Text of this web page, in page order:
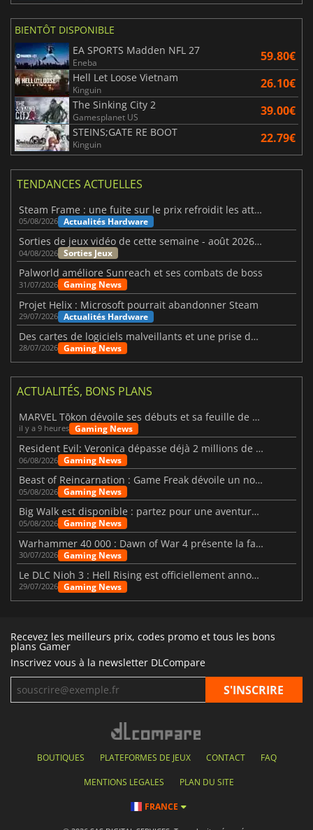
BIENTÔT DISPONIBLE
EA SPORTS Madden NFL 27
Eneba 59.80€
Hell Let Loose Vietnam
Kinguin 26.10€
The Sinking City 2
Gamesplanet US 39.00€
STEINS;GATE RE BOOT
Kinguin 22.79€
TENDANCES ACTUELLES
Steam Frame : une fuite sur le prix refroidit les attentes VR
05/08/2026 Actualités Hardware
Sorties de jeux vidéo de cette semaine - août 2026 (semaine 32)
04/08/2026 Sorties Jeux
Palworld améliore Sunreach et ses combats de boss
31/07/2026 Gaming News
Projet Helix : Microsoft pourrait abandonner Steam
29/07/2026 Actualités Hardware
Des cartes de logiciels malveillants et une prise de contrôle de Discord ont touché Meccha Chameleon
28/07/2026 Gaming News
ACTUALITÉS, BONS PLANS
MARVEL Tōkon dévoile ses débuts et sa feuille de route
il y a 9 heures Gaming News
Resident Evil: Veronica dépasse déjà 2 millions de wishlists
06/08/2026 Gaming News
Beast of Reincarnation : Game Freak dévoile un nouveau pari
05/08/2026 Gaming News
Big Walk est disponible : partez pour une aventure entre amis
05/08/2026 Gaming News
Warhammer 40 000 : Dawn of War 4 présente la faction des Nécrons
30/07/2026 Gaming News
Le DLC Nioh 3 : Hell Rising est officiellement annoncé
29/07/2026 Gaming News
Recevez les meilleurs prix, codes promo et tous les bons
plans Gamer
Inscrivez vous à la newsletter DLCompare
BOUTIQUES PLATEFORMES DE JEUX CONTACT FAQ
MENTIONS LEGALES PLAN DU SITE
FRANCE